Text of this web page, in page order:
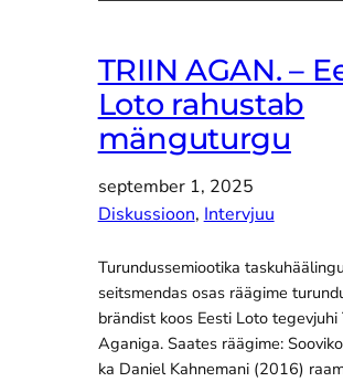
TRIIN AGAN. –
Loto rahustab
mänguturgu
september 1, 2025
Diskussioon, Intervjuu
Turundussemiootika taskuhäälingu
seitsmendas osas räägime
brändist koos Eesti Loto tegevjuhi
Aganiga. Saates räägime:
ka Daniel Kahnemani (2016)